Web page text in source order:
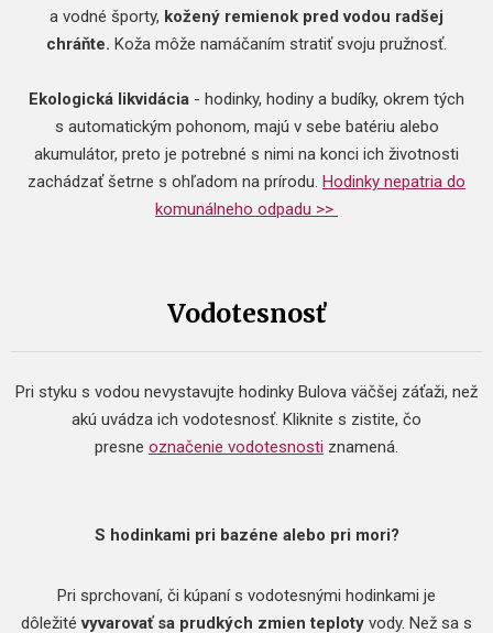
a vodné športy, kožený remienok pred vodou radšej
chráňte. Koža môže namáčaním stratiť svoju pružnosť.
Ekologická likvidácia - hodinky, hodiny a budíky, okrem tých
s automatickým pohonom, majú v sebe batériu alebo
akumulátor, preto je potrebné s nimi na konci ich životnosti
zachádzať šetrne s ohľadom na prírodu. Hodinky nepatria do
komunálneho odpadu >>
Vodotesnosť
Pri styku s vodou nevystavujte hodinky Bulova väčšej záťaži, než
akú uvádza ich vodotesnosť. Kliknite s zistite, čo
presne označenie vodotesnosti znamená.
S hodinkami pri bazéne alebo pri mori?
Pri sprchovaní, či kúpaní s vodotesnými hodinkami je
dôležitévyvarovať sa prudkých zmien teploty vody. Než sa s